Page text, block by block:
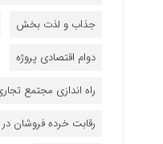
جذاب و لذت بخش
دوام اقتصادی پروژه
راه اندازی مجتمع
رقابت خرده فروشان در